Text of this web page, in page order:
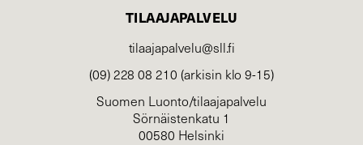
TILAAJAPALVELU
tilaajapalvelu@sll.fi
(09) 228 08 210 (arkisin klo 9-15)
Suomen Luonto/tilaajapalvelu
Sörnäistenkatu 1
00580 Helsinki